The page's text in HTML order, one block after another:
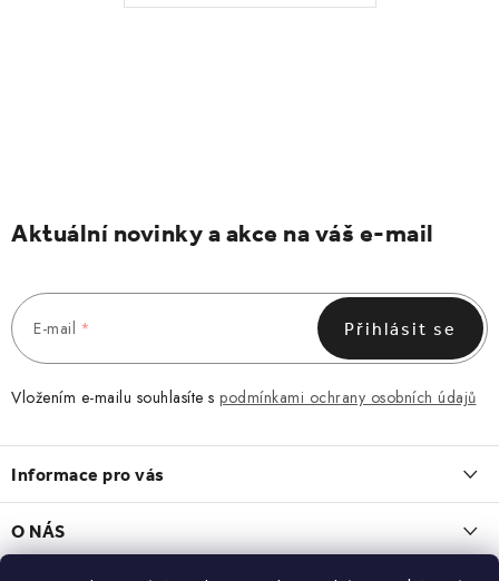
Aktuální novinky a akce na váš e-mail
E-mail
Vložením e-mailu souhlasíte s podmínkami ochrany osobních údajů
Přihlásit se
á
p
t
Informace pro vás
Obchodní podmínky
Vrácení a reklamace
O NÁS